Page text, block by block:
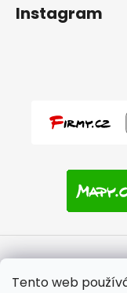
Tento web
Instagram